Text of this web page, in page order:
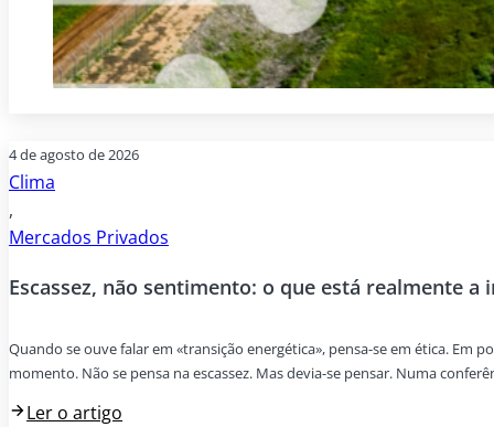
4 de agosto de 2026
Clima
,
Mercados Privados
Escassez, não sentimento: o que está realmente
Quando se ouve falar em «transição energética», pensa-se em ética. Em
momento. Não se pensa na escassez. Mas devia-se pensar. Numa
Ler o artigo